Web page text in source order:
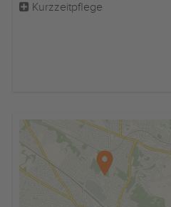
Kurzzeitpflege